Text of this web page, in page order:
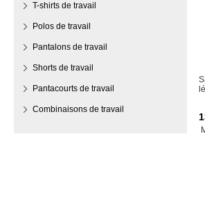
T-shirts de travail
Polos de travail
Pantalons de travail
Shorts de travail
Pantacourts de travail
Combinaisons de travail